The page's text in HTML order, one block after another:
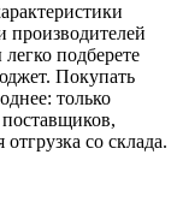
производителей
подберете
Покупать
только
со склада.